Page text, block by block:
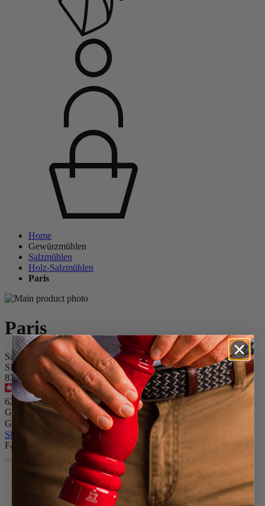
Home
Gewürzmühlen
Salzmühlen
Holz-Salzmühlen
Paris
Paris
Salzmühle, 30 cm, schokolade, Buchenholz
SKU
870430/sme/100
4.6/5- 242Bewertungen
62,90 €
Größe
Gewürz
Skip the carrousel
Farbe
Schokolade
Natur